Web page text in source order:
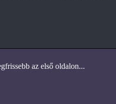
az első oldalon...